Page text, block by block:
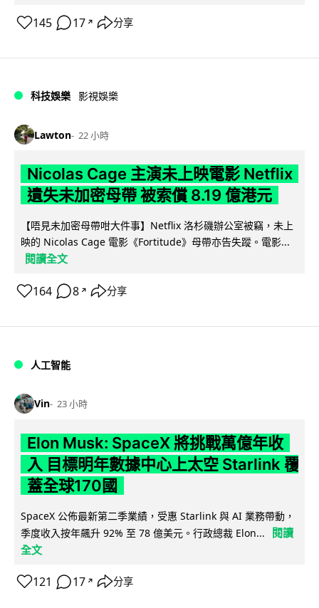
145 17 ↗ 分享
科技娛樂 影視娛樂
Lawton 22 小時
Nicolas Cage 主演未上映電影 Netflix
遺失未加密母帶 被索償 8.19 億港元
【唔見未加密母帶咁大件事】Netflix 洛杉磯辦公室被竊，未上
映的 Nicolas Cage 電影《Fortitude》母帶亦告失蹤。電影...
閱讀全文
164 8 ↗ 分享
人工智能
Vin 23 小時
Elon Musk: SpaceX 將挑戰萬億年收
入 目標明年數據中心上太空 Starlink 覆
蓋全球170國
SpaceX 公佈最新第二季業績，受惠 Starlink 與 AI 業務帶動，
季度收入按年飆升 92% 至 78 億美元。行政總裁 Elon...
閱讀
全文
121 17 ↗ 分享